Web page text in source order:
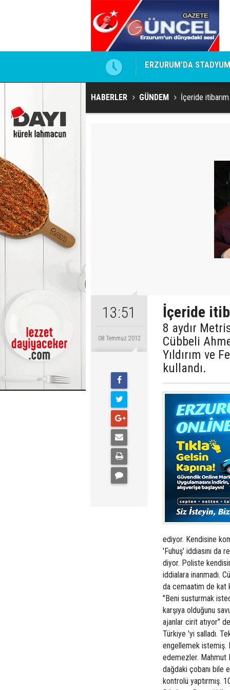
Erzurumspor FK: Biraz
HABERLER GÜNDEM İçeride
13:51
08 Temmuz 2012
İçeride
8 aydır
Cübbeli
Yıldırım ve
kullandı.
ediyor. Kendisine
'Fuhuş' iddiasını da
diyor. Poliste
iddialara inanmadı.
da cemaatim de kat
"Beni susturmak
karşıya olduğunu
ajanlar cirit atıyor"
Türkiye 'yi salladı.
engellemek istemiş.
edemezler. Mahmut
dağdaki çobanı bile
kontrolü yaptırmış.